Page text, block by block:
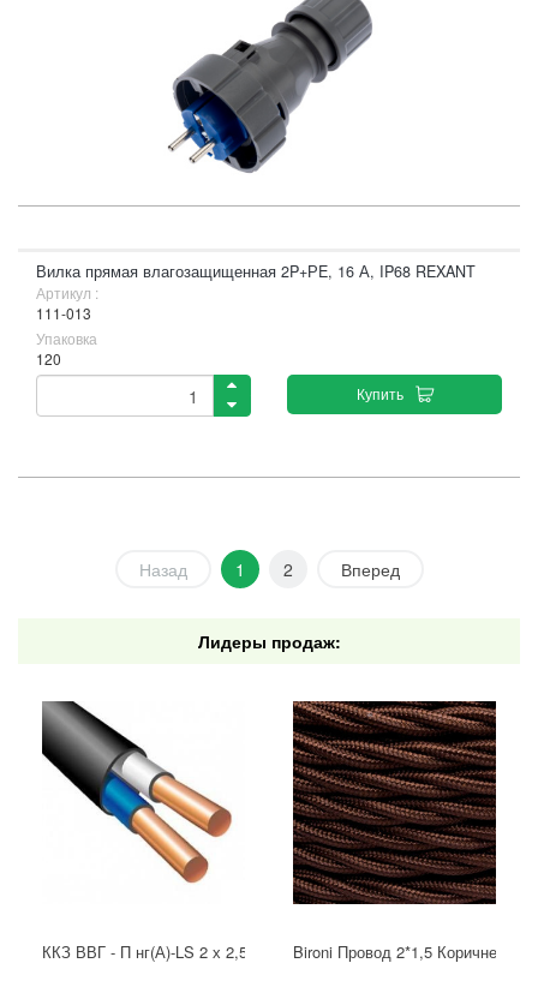
Вилка прямая влагозащищенная 2P+РE, 16 А, IP68 REXANT
Артикул :
111-013
Упаковка
120
Купить
Назад 1 2 Вперед
Лидеры продаж:
ККЗ ВВГ - П нг(А)-LS 2 х 2,5 ГОСТ Bironi Провод 2*1,5 Коричневый